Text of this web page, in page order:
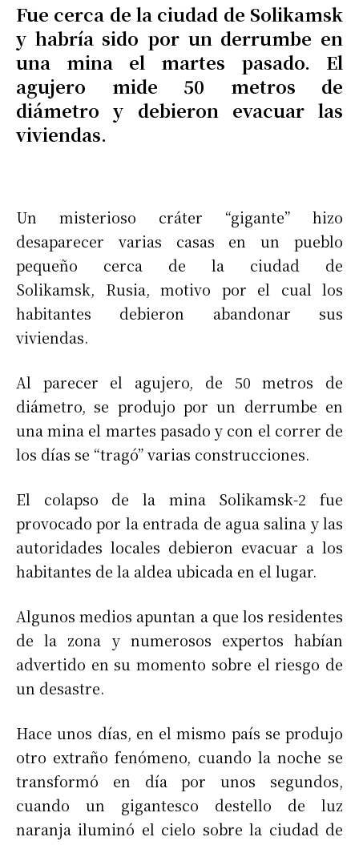
Fue cerca de la ciudad de Solikamsk
y habría sido por un derrumbe en
una mina el martes pasado. El
agujero mide 50 metros de
diámetro y debieron evacuar las
viviendas.
Un misterioso cráter “gigante” hizo
desaparecer varias casas en un pueblo
pequeño cerca de la ciudad de
Solikamsk, Rusia, motivo por el cual los
habitantes debieron abandonar sus
viviendas.
Al parecer el agujero, de 50 metros de
diámetro, se produjo por un derrumbe en
una mina el martes pasado y con el correr de
los días se “tragó” varias construcciones.
El colapso de la mina Solikamsk-2 fue
provocado por la entrada de agua salina y las
autoridades locales debieron evacuar a los
habitantes de la aldea ubicada en el lugar.
Algunos medios apuntan a que los residentes
de la zona y numerosos expertos habían
advertido en su momento sobre el riesgo de
un desastre.
Hace unos días, en el mismo país se produjo
otro extraño fenómeno, cuando la noche se
transformó en día por unos segundos,
cuando un gigantesco destello de luz
naranja iluminó el cielo sobre la ciudad de